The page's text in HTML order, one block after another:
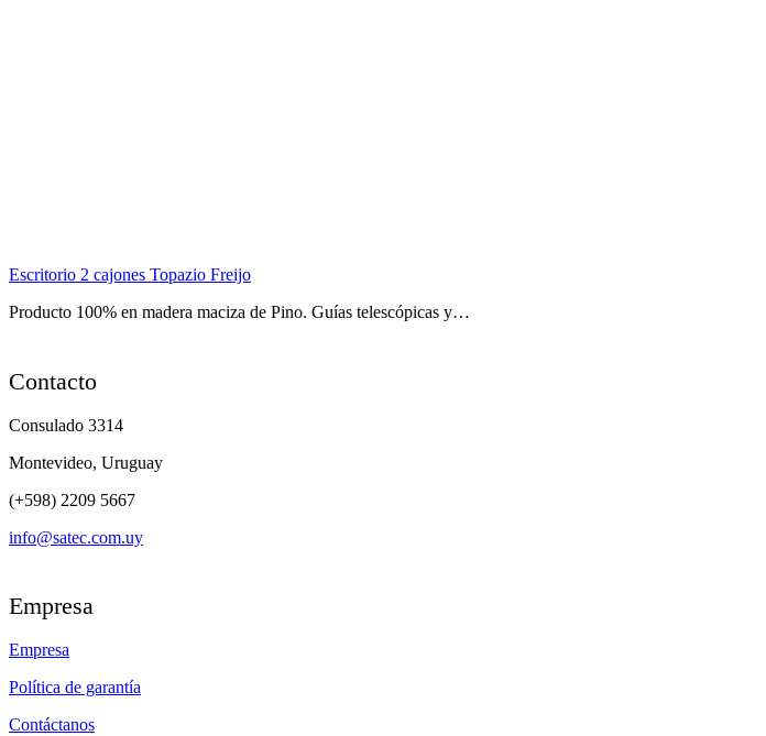
Escritorio 2 cajones Topazio Freijo
Producto 100% en madera maciza de Pino. Guías telescópicas y…
Contacto
Consulado 3314
Montevideo, Uruguay
(+598) 2209 5667
info@satec.com.uy
Empresa
Empresa
Política de garantía
Contáctanos